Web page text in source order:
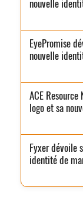
nouvelle
EyePromise
nouvelle
ACE
logo et sa
Fyxer dévoile
identité de